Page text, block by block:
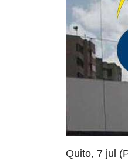
Quito, 7 jul